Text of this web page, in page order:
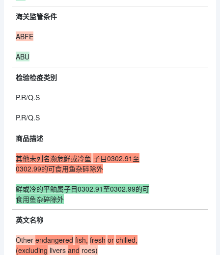
海关监管条件
ABFE
ABU
检验检疫类别
P.R/Q.S
P.R/Q.S
商品描述
其他未列名濒危鲜或冷鱼 子目0302.91至
0302.99的可食用鱼杂碎除外
鲜或冷的平鲉属子目0302.91至0302.99的可
食用鱼杂碎除外
英文名称
Other endangered fish, fresh or chilled,
(excluding livers and roes)